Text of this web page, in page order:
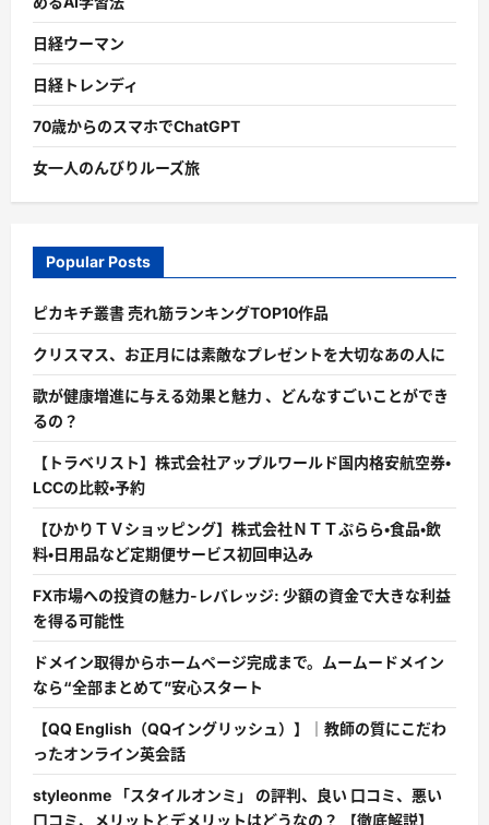
日経ウーマン
日経トレンディ
70歳からのスマホでChatGPT
女一人のんびりルーズ旅
Popular Posts
ピカキチ叢書 売れ筋ランキングTOP10作品
クリスマス、お正月には素敵なプレゼントを大切なあの人に
歌が健康増進に与える効果と魅力 、どんなすごいことができ
るの？
【トラベリスト】株式会社アップルワールド国内格安航空券・
LCCの比較・予約
【ひかりＴＶショッピング】株式会社ＮＴＴぷらら・食品・飲
料・日用品など定期便サービス初回申込み
FX市場への投資の魅力-レバレッジ: 少額の資金で大きな利益
を得る可能性
ドメイン取得からホームページ完成まで。ムームードメイン
なら“全部まとめて”安心スタート
【QQ English（QQイングリッシュ）】｜教師の質にこだわ
ったオンライン英会話
styleonme 「スタイルオンミ」 の評判、良い 口コミ、悪い
口コミ、メリットとデメリットはどうなの？ 【徹底解説】